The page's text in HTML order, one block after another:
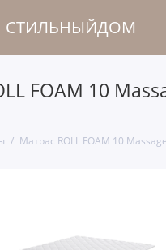
СТИЛЬНЫЙДОМ
FOAM 10
Матрас ROLL FOAM 10